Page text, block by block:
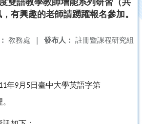
有興趣的老師請踴躍報名參加。
發布人： 註冊暨課程研究組
教務處 |
年9月 5日臺中大學英語字第